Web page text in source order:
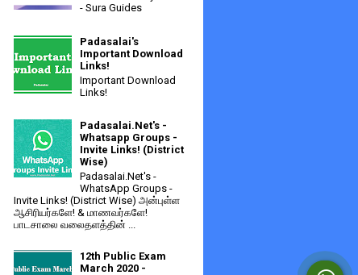
- Sura Guides
Padasalai's
Important Download
Links!
Important Download
Links!
Padasalai.Net's -
Whatsapp Groups -
Invite Links! (District
Wise)
Padasalai.Net's -
WhatsApp Groups -
Invite Links! (District Wise) அன்புள்ள
ஆசிரியர்களே! & மாணவர்களே!
பாடசாலை வலைதளத்தின் ...
12th Public Exam
March 2020 -